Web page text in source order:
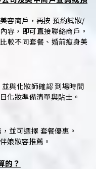
容商戶，再按 預約試妝/
容，即可直接聯絡商戶。
較不同套餐、婚前瘦身美
與化妝師確認 到場時間
化妝準備清單與貼士。
並可選擇 套餐優惠。
娘妝容推薦。
的？